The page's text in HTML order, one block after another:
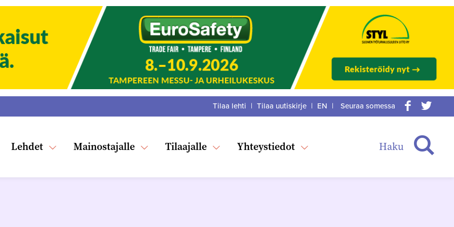
Lehdet Mainostajalle Tilaajalle Yhteystiedot Haku
Tilaa lehti | Tilaa uutiskirje | EN |
Seuraa somessa
:Facebook
Twitter